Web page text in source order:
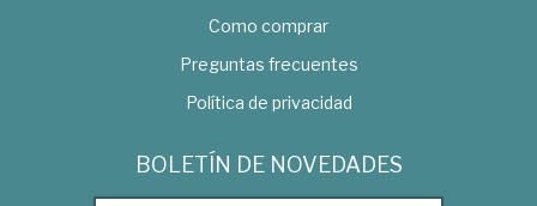
Como comprar
Preguntas frecuentes
Política de privacidad
BOLETÍN DE NOVEDADES